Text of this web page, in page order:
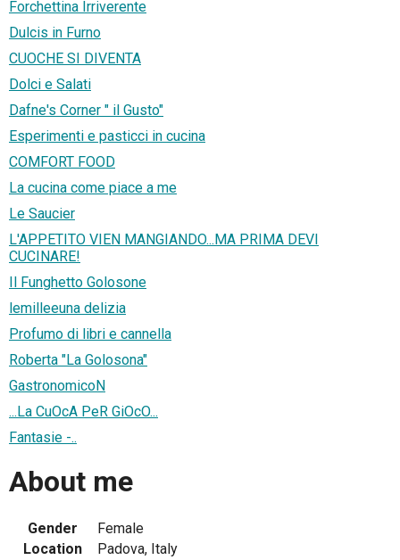
Forchettina Irriverente
Dulcis in Furno
CUOCHE SI DIVENTA
Dolci e Salati
Dafne's Corner " il Gusto"
Esperimenti e pasticci in cucina
COMFORT FOOD
La cucina come piace a me
Le Saucier
L'APPETITO VIEN MANGIANDO...MA PRIMA DEVI
CUCINARE!
Il Funghetto Golosone
lemilleeuna delizia
Profumo di libri e cannella
Roberta "La Golosona"
GastronomicoN
...La CuOcA PeR GiOcO...
Fantasie -..
About me
Gender
Female
Location
Padova, Italy